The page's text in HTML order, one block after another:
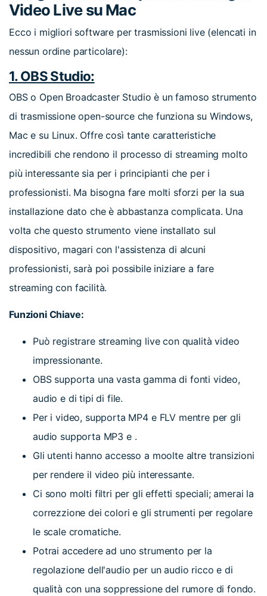
Video Live su Mac
Ecco i migliori software per trasmissioni live (elencati in
nessun ordine particolare):
1. OBS Studio:
OBS o Open Broadcaster Studio è un famoso strumento
di trasmissione open-source che funziona su Windows,
Mac e su Linux. Offre così tante caratteristiche
incredibili che rendono il processo di streaming molto
più interessante sia per i principianti che per i
professionisti. Ma bisogna fare molti sforzi per la sua
installazione dato che è abbastanza complicata. Una
volta che questo strumento viene installato sul
dispositivo, magari con l'assistenza di alcuni
professionisti, sarà poi possibile iniziare a fare
streaming con facilità.
Funzioni Chiave:
Può registrare streaming live con qualità video
impressionante.
OBS supporta una vasta gamma di fonti video,
audio e di tipi di file.
Per i video, supporta MP4 e FLV mentre per gli
audio supporta MP3 e .
Gli utenti hanno accesso a moolte altre transizioni
per rendere il video più interessante.
Ci sono molti filtri per gli effetti speciali; amerai la
correzzione dei colori e gli strumenti per regolare
le scale cromatiche.
Potrai accedere ad uno strumento per la
regolazione dell'audio per un audio ricco e di
qualità con una soppressione del rumore di fondo.